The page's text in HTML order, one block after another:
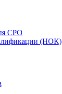
СРО
(НОК)